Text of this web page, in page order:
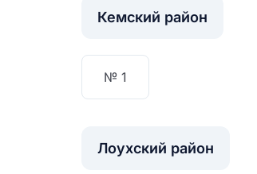
Кемский район
№ 1
Лоухский район